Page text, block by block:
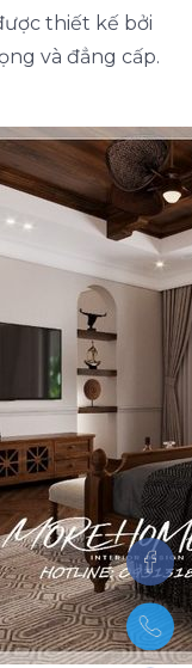
thiết kế bởi
và đẳng cấp.